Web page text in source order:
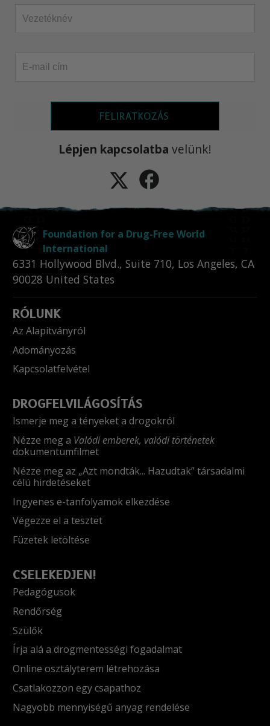
FELIRATKOZÁS
Lépjen kapcsolatba velünk!
Foundation for a Drug-Free World
International
6331 Hollywood Blvd., Suite 710, Los Angeles, CA
90028 United States
RÓLUNK
Az Alapítványról
Adományozás
Kapcsolatfelvétel
DROGFELVILÁGOSÍTÁS
Ismerje meg a tényeket a drogokról
Nézze meg a Valódi emberek, valódi történetek
dokumentumfilmet
Nézze meg az „Azt mondták... Hazudtak” társadalmi
célú hirdetéseket
Ingyenes e-tanfolyamok elkezdése
Végezze el a tesztet
Füzetek letöltése
CSELEKEDJEN!
Pedagógusok
Rendőrség
Szülők
Írja alá a drogmentességi fogadalmat
Online osztályterem létrehozása
Csatlakozzon egy csapathoz
Nagyobb mennyiségű anyag rendelése